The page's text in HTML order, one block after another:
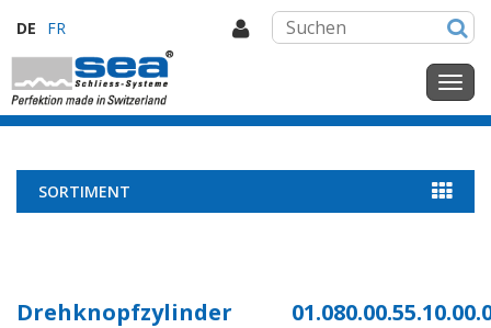
DE FR
SORTIMENT
Drehknopfzylinder